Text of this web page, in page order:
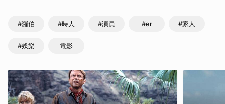
#羅伯 #時人 #演員 #er #家人
#娛樂 電影